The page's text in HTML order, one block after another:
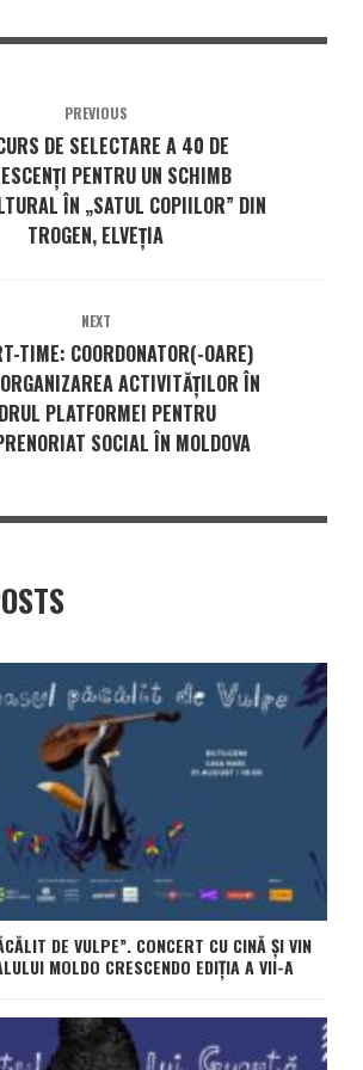
PREVIOUS
DE SELECTARE A 40 DE
PENTRU UN SCHIMB
ÎN „SATUL COPIILOR” DIN
TROGEN, ELVEȚIA
NEXT
TIME: COORDONATOR(-OARE)
ACTIVITĂȚILOR ÎN
PLATFORMEI PENTRU
SOCIAL ÎN MOLDOVA
DE VULPE”. CONCERT CU CINĂ ȘI VIN
MOLDO CRESCENDO EDIȚIA A VII-A